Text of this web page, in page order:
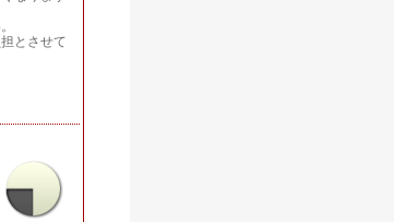
とさせて